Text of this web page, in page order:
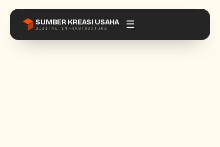
SUMBER KREASI USAHA
DIGITAL INFRASTRUCTURE ☰